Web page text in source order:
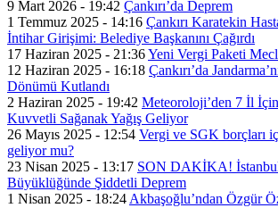
9 Mart 2026 - 19:42 Çankırı’da Deprem
1 Temmuz 2025 - 14:16 Çankırı Karatekin
İntihar Girişimi: Belediye Başkanını Çağırdı
17 Haziran 2025 - 21:36Yeni Vergi Paketi
12 Haziran 2025 - 16:18 Çankırı’da
Dönümü Kutlandı
2 Haziran 2025 - 19:42 Meteoroloji’den 7 İl İçin
Kuvvetli Sağanak Yağış Geliyor
26 Mayıs 2025 - 12:54 Vergi ve SGK borçları
geliyor mu?
23 Nisan 2025 - 13:17 SON DAKİKA!
Büyüklüğünde Şiddetli Deprem
1 Nisan 2025 - 18:24 Akbaşoğlu’ndan Özgür